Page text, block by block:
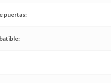
puertas
realizados en tiempo y forma